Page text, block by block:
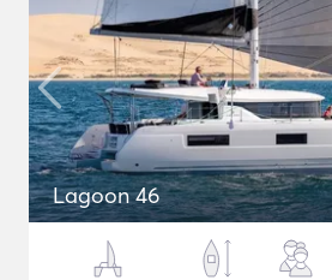
Lagoon 46